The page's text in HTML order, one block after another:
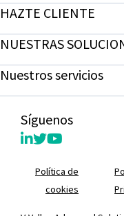
HAZTE CLIENTE
NUESTRAS
Nuestros servicios
Síguenos
Política de
cookies